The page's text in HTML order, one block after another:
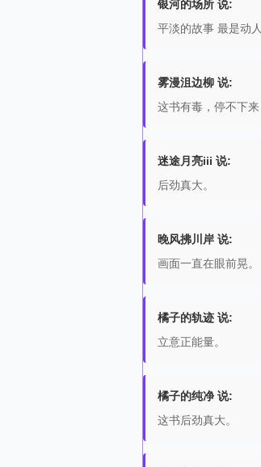
银河的场所 说:
平淡的故事 最是动人
雾漫沮边柳 说:
这书有毒，停不下来
迷途月亮iii 说:
后劲真大。
晚风拂川岸 说:
画面一直在眼前晃。
橘子的轨迹 说:
立意正能量。
橘子的纯净 说:
这书后劲真大。